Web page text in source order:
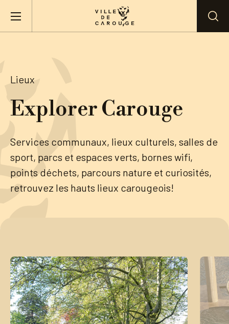
Mairie
Actualités
Agenda
Démarches
Lieux
Explorer Carouge
Services communaux, lieux culturels, salles de
sport, parcs et espaces verts, bornes wifi,
points déchets, parcours nature et curiosités,
retrouvez les hauts lieux carougeois!